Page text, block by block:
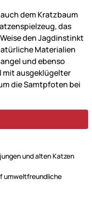
dem Kratzbaum
das
den Jagdinstinkt
Materialien
und ebenso
mit ausgeklügelter
die Samtpfoten bei
und alten Katzen
umweltfreundliche